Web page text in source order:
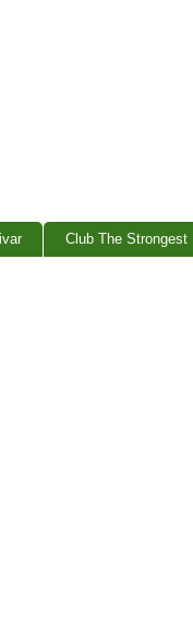
Club The Strongest